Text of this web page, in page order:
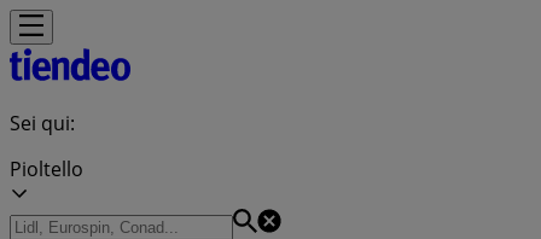
Sei qui:
Pioltello